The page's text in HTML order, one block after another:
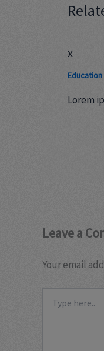
x
Education
Lorem
Leave a
Your email
here..